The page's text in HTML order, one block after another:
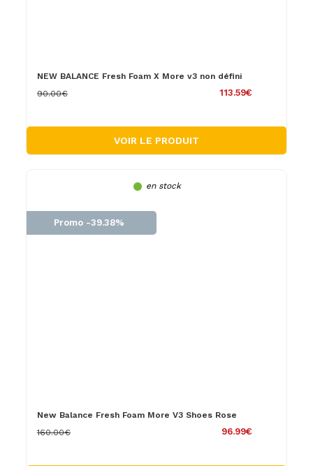
NEW BALANCE Fresh Foam X More v3 non défini
113.59€
90.00€
VOIR LE PRODUIT
en stock
Promo -39.38%
New Balance Fresh Foam More V3 Shoes Rose
96.99€
160.00€